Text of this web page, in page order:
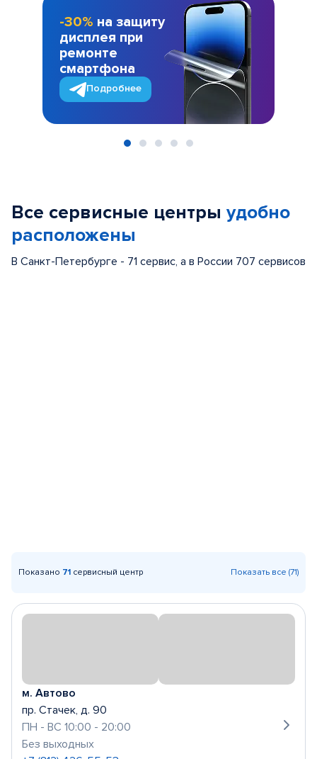
-30% на защиту
дисплея при
ремонте
смартфона
Подробнее
Все сервисные центры удобно
расположены
В Санкт-Петербурге - 71 сервис, а в России 707 сервисов
Показано 71 сервисный центр Показать все (71)
м. Автово
пр. Стачек, д. 90
ПН - ВС 10:00 - 20:00
Без выходных